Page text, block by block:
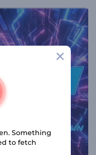
Something
to fetch